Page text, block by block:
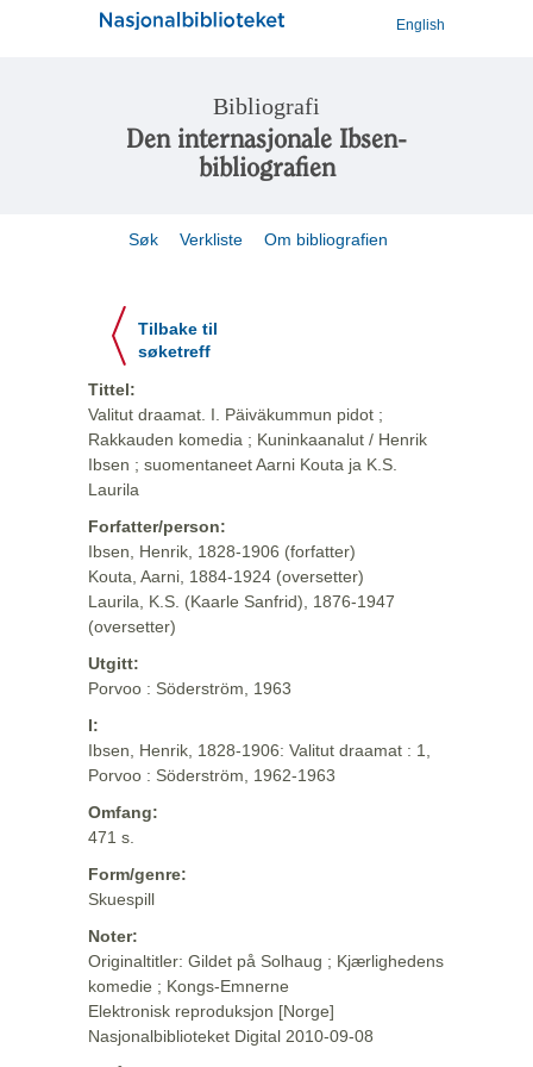
English
Bibliografi
Den internasjonale Ibsen-
bibliografien
Søk Verkliste Om bibliografien
Tilbake til
søketreff
Tittel:
Valitut draamat. I. Päiväkummun pidot ;
Rakkauden komedia ; Kuninkaanalut / Henrik
Ibsen ; suomentaneet Aarni Kouta ja K.S.
Laurila
Forfatter/person:
Ibsen, Henrik, 1828-1906 (forfatter)
Kouta, Aarni, 1884-1924 (oversetter)
Laurila, K.S. (Kaarle Sanfrid), 1876-1947
(oversetter)
Utgitt:
Porvoo : Söderström, 1963
I:
Ibsen, Henrik, 1828-1906: Valitut draamat : 1,
Porvoo : Söderström, 1962-1963
Omfang:
471 s.
Form/genre:
Skuespill
Noter:
Originaltitler: Gildet på Solhaug ; Kjærlighedens
komedie ; Kongs-Emnerne
Elektronisk reproduksjon [Norge]
Nasjonalbiblioteket Digital 2010-09-08